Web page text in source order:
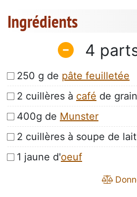
Ingrédients
4
250 g de pâte feuilletée
2 cuillères à café de
400g de Munster
2 cuillères à soupe de lait
1 jaune d'oeuf